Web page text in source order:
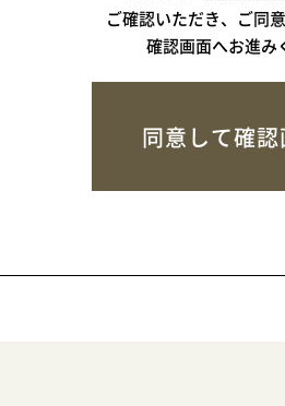
ご確認いただき、ご同
確認画面へお進み